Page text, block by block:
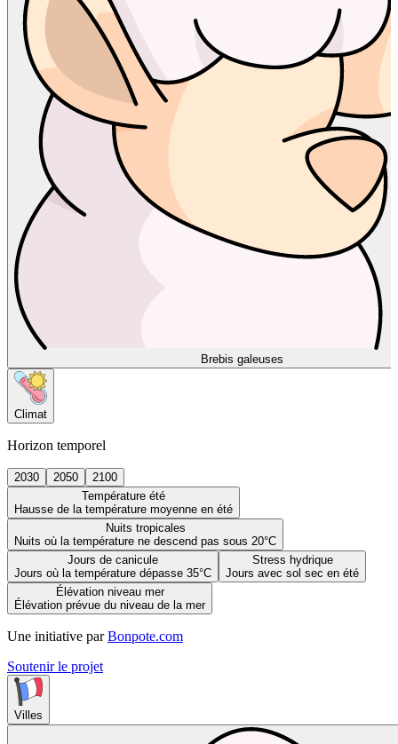
Brebis galeuses
Climat
Horizon temporel
2030 2050
2100
Température été
Hausse de la température moyenne en été
Nuits tropicales
Nuits où la température ne descend pas sous 20°C
Jours de canicule
Jours où la température dépasse 35°C
Stress hydrique
Jours avec sol sec en été
Élévation niveau mer
Élévation prévue du niveau de la mer
Une initiative par Bonpote.com
Soutenir le projet
Villes